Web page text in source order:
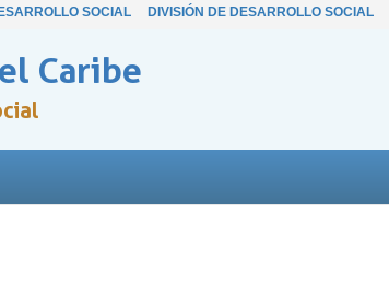
SOCIAL DIVISIÓN DE DESARROLLO SOCIAL
Caribe